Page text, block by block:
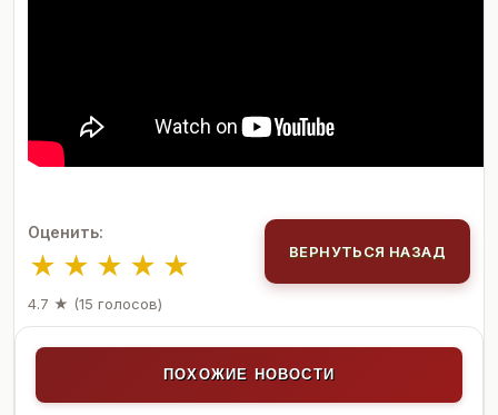
Оценить:
★ ★ ★ ★ ★
4.7 ★ (15 голосов)
ВЕРНУТЬСЯ НАЗАД
ПОХОЖИЕ НОВОСТИ